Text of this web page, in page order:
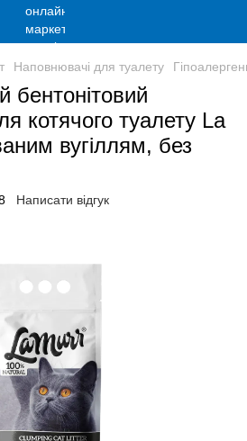
Наповнювачі для туалету
бентонітовий
котячого туалету La
вугіллям, без
Написати відгук